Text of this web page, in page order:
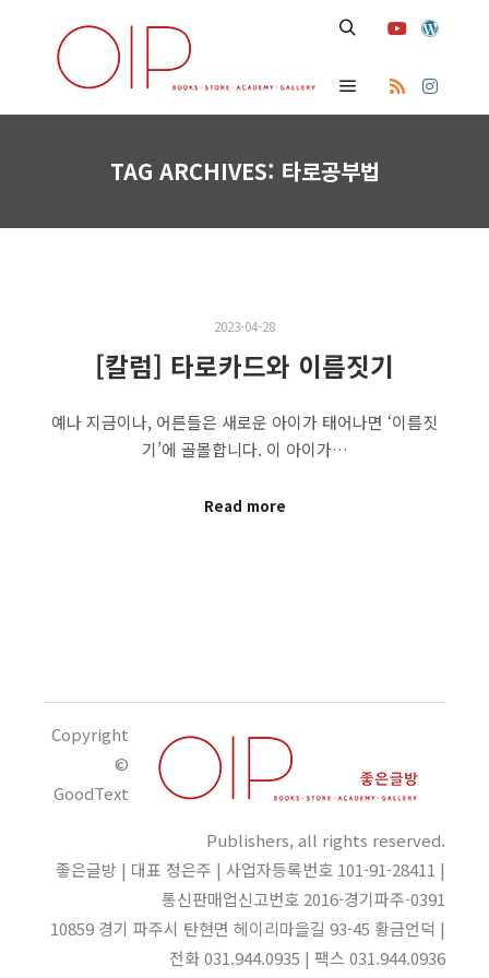
Main menu
TAG ARCHIVES: 타로공부법
2023-04-28
[칼럼] 타로카드와 이름짓기
예나 지금이나, 어른들은 새로운 아이가 태어나면 ‘이름짓
기’에 골몰합니다. 이 아이가…
Read more
Copyright
©
GoodText
Publishers, all rights reserved.
좋은글방 | 대표 정은주 | 사업자등록번호 101-91-28411 |
통신판매업신고번호 2016-경기파주-0391
10859 경기 파주시 탄현면 헤이리마을길 93-45 황금언덕 |
전화 031.944.0935 | 팩스 031.944.0936